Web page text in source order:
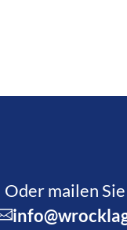
Oder mailen